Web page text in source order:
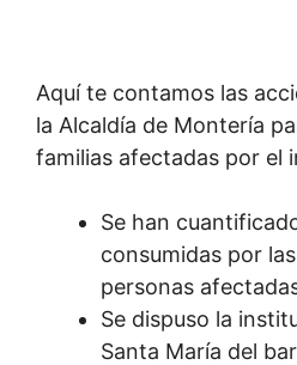
Aquí te contamos las
la Alcaldía de Montería
familias afectadas por el
Se han
consumidas por
personas
Se dispuso la
Santa María del